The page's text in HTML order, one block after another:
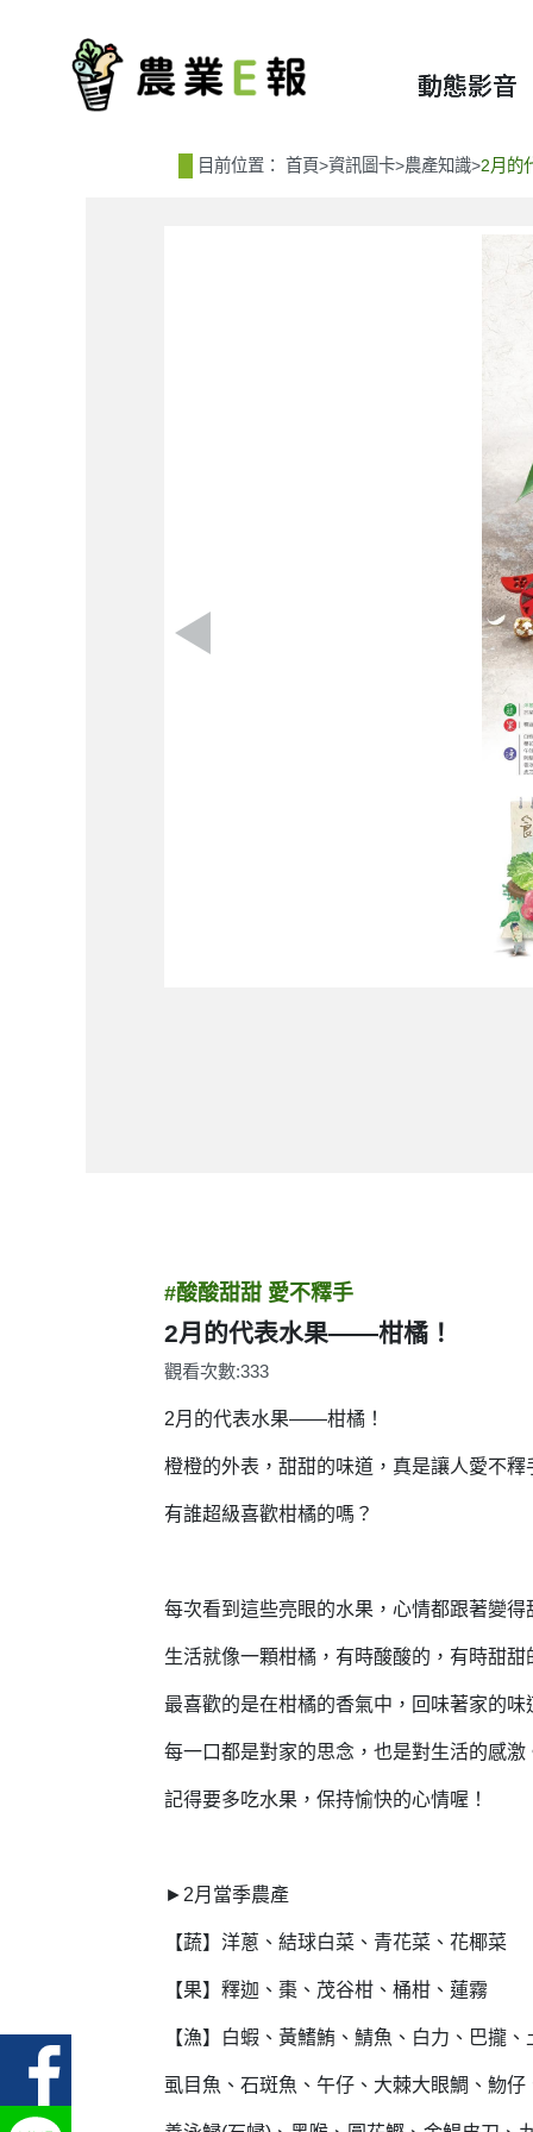
動態影音
目前位置： 首頁>資訊圖卡>農產知識>2月的
#酸酸甜甜 愛不釋手
2月的代表水果——柑橘！
觀看次數:333
2月的代表水果——柑橘！
橙橙的外表，甜甜的味道，真是讓人愛不釋
有誰超級喜歡柑橘的嗎？
每次看到這些亮眼的水果，心情都跟著變得
生活就像一顆柑橘，有時酸酸的，有時甜
最喜歡的是在柑橘的香氣中，回味著家的
每一口都是對家的思念，也是對生活的感激
記得要多吃水果，保持愉快的心情喔！
►2月當季農產
【蔬】洋蔥、結球白菜、青花菜、花椰菜
【果】釋迦、棗、茂谷柑、桶柑、蓮霧
【漁】白蝦、黃鰭鮪、鯖魚、白力、巴攏
虱目魚、石斑魚、午仔、大棘大眼鯛、魩